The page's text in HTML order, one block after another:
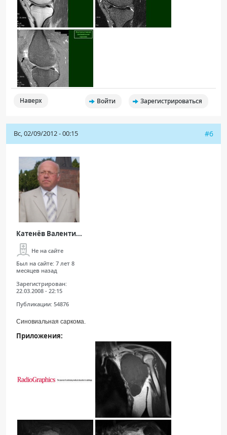
Наверх Войти Зарегистрироваться
Вс, 02/09/2012 - 00:15 #6
Катенёв Валенти...
Не на сайте
Был на сайте: 7 лет 8
месяцев назад
Зарегистрирован:
22.03.2008 - 22:15
Публикации: 54876
Синовиальная саркома.
Приложения: